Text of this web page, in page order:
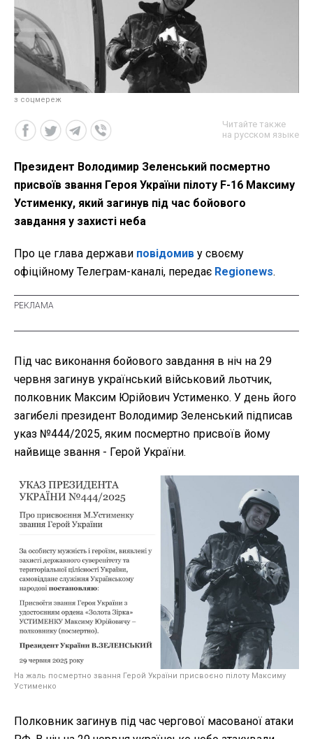
з соцмереж
Читайте также
на русском языке
Президент Володимир Зеленський посмертно
присвоїв звання Героя України пілоту F-16 Максиму
Устименку, який загинув під час бойового
завдання у захисті неба
Про це глава держави повідомив у своєму
офіційному Телеграм-каналі, передає Regionews.
Під час виконання бойового завдання в ніч на 29
червня загинув український військовий льотчик,
полковник Максим Юрійович Устименко. У день його
загибелі президент Володимир Зеленський підписав
указ №444/2025, яким посмертно присвоїв йому
найвище звання - Герой України.
На жаль посмертно звання Герой України присвоєно пілоту Максиму
Устименко
Полковник загинув під час чергової масованої атаки